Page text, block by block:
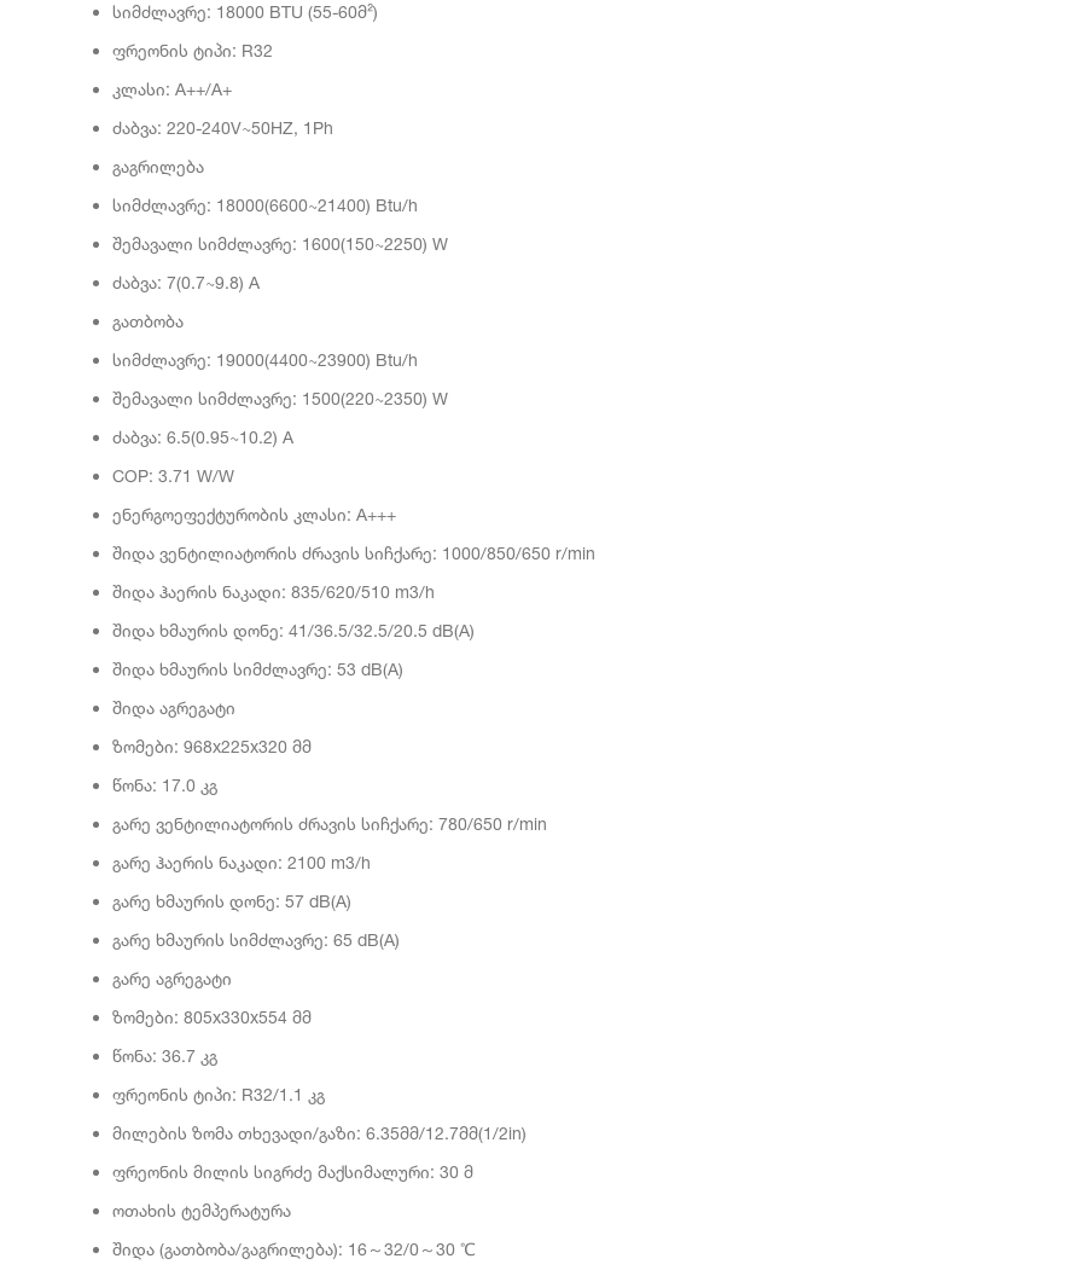
სიმძლავრე: 18000 BTU (55-60მ²)
ფრეონის ტიპი: R32
კლასი: A++/A+
ძაბვა: 220-240V~50HZ, 1Ph
გაგრილება
სიმძლავრე: 18000(6600~21400) Btu/h
შემავალი სიმძლავრე: 1600(150~2250) W
ძაბვა: 7(0.7~9.8) A
გათბობა
სიმძლავრე: 19000(4400~23900) Btu/h
შემავალი სიმძლავრე: 1500(220~2350) W
ძაბვა: 6.5(0.95~10.2) A
COP: 3.71 W/W
ენერგოეფექტურობის კლასი: A+++
შიდა ვენტილიატორის ძრავის სიჩქარე: 1000/850/650 r/min
შიდა ჰაერის ნაკადი: 835/620/510 m3/h
შიდა ხმაურის დონე: 41/36.5/32.5/20.5 dB(A)
შიდა ხმაურის სიმძლავრე: 53 dB(A)
შიდა აგრეგატი
ზომები: 968x225x320 მმ
წონა: 17.0 კგ
გარე ვენტილიატორის ძრავის სიჩქარე: 780/650 r/min
გარე ჰაერის ნაკადი: 2100 m3/h
გარე ხმაურის დონე: 57 dB(A)
გარე ხმაურის სიმძლავრე: 65 dB(A)
გარე აგრეგატი
ზომები: 805x330x554 მმ
წონა: 36.7 კგ
ფრეონის ტიპი: R32/1.1 კგ
მილების ზომა თხევადი/გაზი: 6.35მმ/12.7მმ(1/2in)
ფრეონის მილის სიგრძე მაქსიმალური: 30 მ
ოთახის ტემპერატურა
შიდა (გათბობა/გაგრილება): 16～32/0～30 ℃